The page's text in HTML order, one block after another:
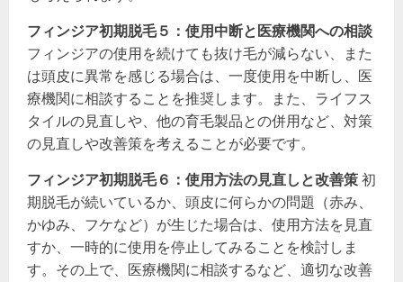
フィンジア初期脱毛５：使用中断と医療機関への相談
フィンジアの使用を続けても抜け毛が減らない、また
は頭皮に異常を感じる場合は、一度使用を中断し、医
療機関に相談することを推奨します。また、ライフス
タイルの見直しや、他の育毛製品との併用など、対策
の見直しや改善策を考えることが必要です。
フィンジア初期脱毛６：使用方法の見直しと改善策初
期脱毛が続いているか、頭皮に何らかの問題（赤み、
かゆみ、フケなど）が生じた場合は、使用方法を見直
すか、一時的に使用を停止してみることを検討しま
す。その上で、医療機関に相談するなど、適切な改善